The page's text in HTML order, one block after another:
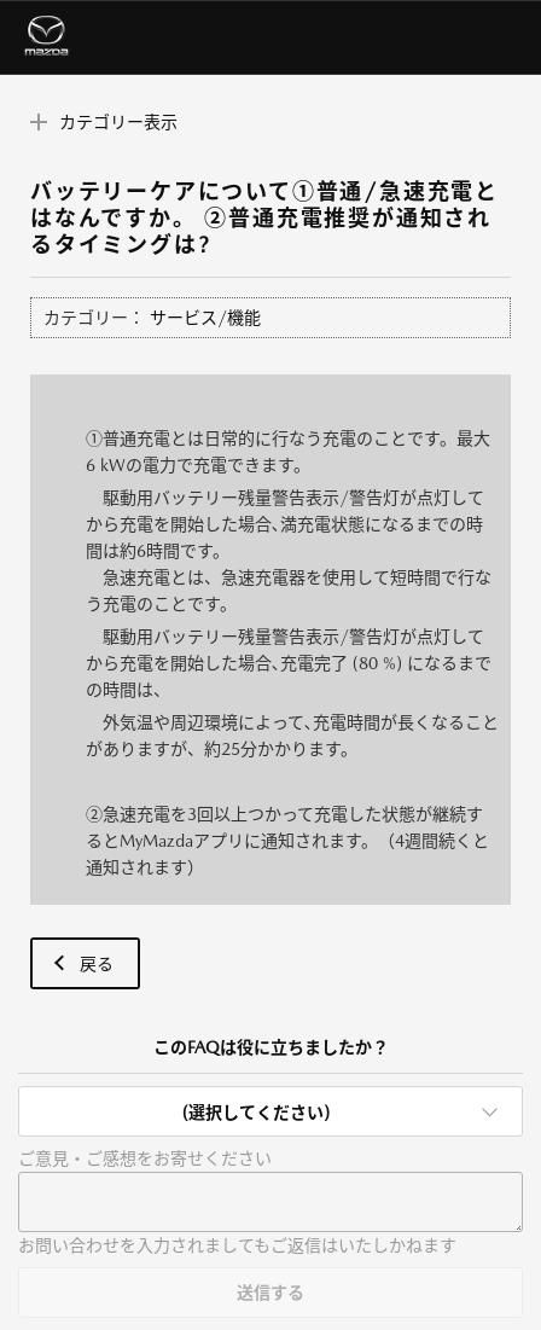
カテゴリー表示
バッテリーケアについて①普通/急速充電と
はなんですか。 ②普通充電推奨が通知され
るタイミングは?
カテゴリー： サービス/機能
①普通充電とは日常的に行なう充電のことです。最大
6 kWの電力で充電できます。
駆動用バッテリー残量警告表示/警告灯が点灯して
から充電を開始した場合､満充電状態になるまでの時
間は約6時間です。
急速充電とは、急速充電器を使用して短時間で行な
う充電のことです。
駆動用バッテリー残量警告表示/警告灯が点灯して
から充電を開始した場合､充電完了 (80 %) になるまで
の時間は、
外気温や周辺環境によって､充電時間が長くなること
がありますが、約25分かかります。
②急速充電を3回以上つかって充電した状態が継続す
るとMyMazdaアプリに通知されます。（4週間続くと
通知されます）
戻る
このFAQは役に立ちましたか？
(選択してください)
ご意見・ご感想をお寄せください
お問い合わせを入力されましてもご返信はいたしかねます
送信する